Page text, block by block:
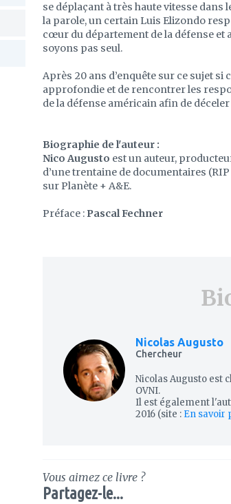
se déplaçant à très haute vitesse
la parole, un certain Luis Elizondo
cœur du département de la défense et
soyons pas seul.
Après 20 ans d’enquête sur ce sujet si
approfondie et de rencontrer les
de la défense américain afin de
Biographie de l'auteur :
Nico Augusto est un auteur,
d’une trentaine de documentaires
sur Planète + A&E.
Préface : Pascal Fechner
Nicolas Augusto
Chercheur
Nicolas Augusto est
OVNI.
Il est également
2016 (site : En savoir
Vous aimez ce livre ?
Partagez-le...